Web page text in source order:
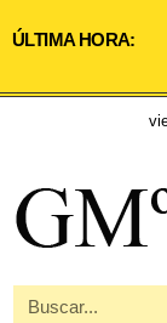
ÚLTIMA HORA: